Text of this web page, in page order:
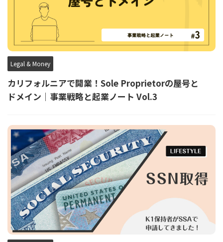
Legal & Money
カリフォルニアで開業！Sole Proprietorの屋号と
ドメイン｜事業戦略と起業ノート Vol.3